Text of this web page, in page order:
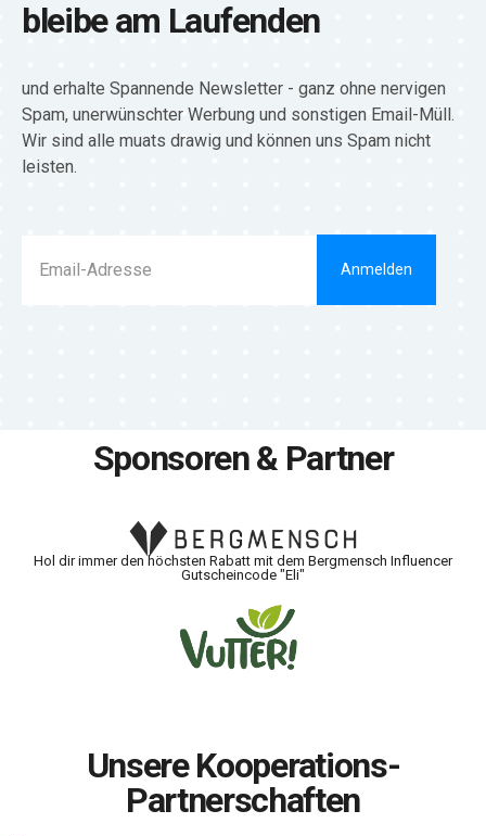
bleibe am Laufenden
und erhalte Spannende Newsletter - ganz ohne nervigen
Spam, unerwünschter Werbung und sonstigen Email-Müll.
Wir sind alle muats drawig und können uns Spam nicht
leisten.
Anmelden
Sponsoren & Partner
Hol dir immer den höchsten Rabatt mit dem Bergmensch Influencer
Gutscheincode "Eli"
Unsere Kooperations-
Partnerschaften